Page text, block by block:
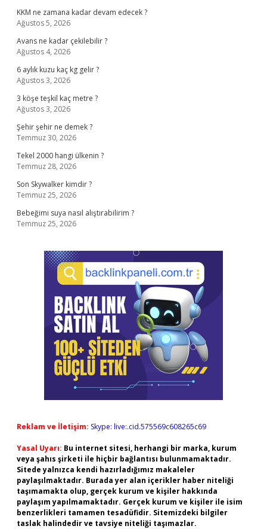
KKM ne zamana kadar devam edecek ?
Ağustos 5, 2026
Avans ne kadar çekilebilir ?
Ağustos 4, 2026
6 aylık kuzu kaç kg gelir ?
Ağustos 3, 2026
3 köşe teşkil kaç metre ?
Ağustos 3, 2026
Şehir şehir ne demek ?
Temmuz 30, 2026
Tekel 2000 hangi ülkenin ?
Temmuz 28, 2026
Son Skywalker kimdir ?
Temmuz 25, 2026
Bebeğimi suya nasıl alıştırabilirim ?
Temmuz 25, 2026
Reklam ve İletişim: Skype: live:.cid.575569c608265c69
Yasal Uyarı: Bu internet sitesi, herhangi bir marka, kurum
veya şahıs şirketi ile hiçbir bağlantısı bulunmamaktadır.
Sitede yalnızca kendi hazırladığımız makaleler
paylaşılmaktadır. Burada yer alan içerikler haber niteliği
taşımamakta olup, gerçek kurum ve kişiler hakkında
paylaşım yapılmamaktadır. Gerçek kurum ve kişiler ile isim
benzerlikleri tamamen tesadüfidir. Sitemizdeki bilgiler
taslak halindedir ve tavsiye niteliği taşımazlar.